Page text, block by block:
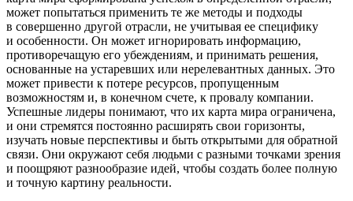
может попытаться применить те же методы и подходы
в совершенно другой отрасли, не учитывая ее специфику
и особенности. Он может игнорировать информацию,
противоречащую его убеждениям, и принимать решения,
основанные на устаревших или нерелевантных данных. Это
может привести к потере ресурсов, пропущенным
возможностям и, в конечном счете, к провалу компании.
Успешные лидеры понимают, что их карта мира ограничена,
и они стремятся постоянно расширять свои горизонты,
изучать новые перспективы и быть открытыми для обратной
связи. Они окружают себя людьми с разными точками зрения
и поощряют разнообразие идей, чтобы создать более полную
и точную картину реальности.